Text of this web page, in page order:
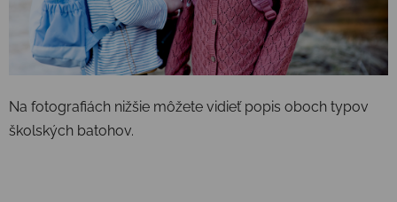
Na fotografiách nižšie môžete vidieť popis oboch typov
školských batohov.